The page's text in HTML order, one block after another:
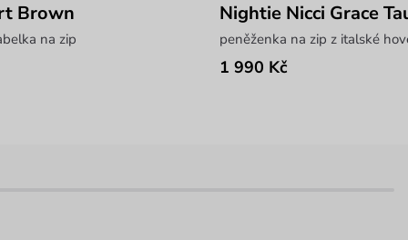
Brown
na zip
Nightie Nicci Grace
peněženka na zip z italské
1 990 Kč